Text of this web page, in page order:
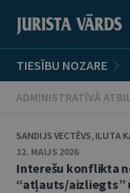
TIESĪBU NOZARE
ADMINISTRATĪVĀ
SANDIJS VECTĒVS, ILUTA
12. MAIJS 2026
Interešu konflikta
“atļauts/aizliegts”